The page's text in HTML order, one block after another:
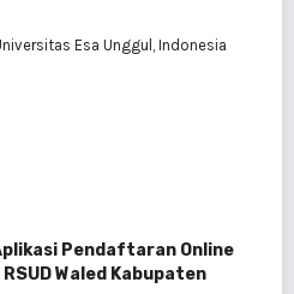
Esa Unggul, Indonesia
Pendaftaran Online
Waled Kabupaten